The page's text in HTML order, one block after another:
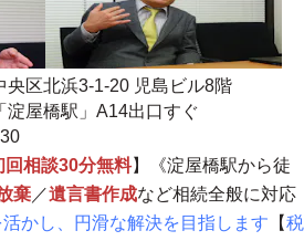
央区北浜3-1-20 児島ビル8階
淀屋橋駅」A14出口すぐ
回相談30分無料】《淀屋橋駅から徒
棄 ／遺言書作成など相続全般に対応
かし、円滑な解決を目指します 【税